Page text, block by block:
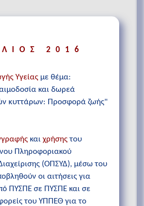
2016
Υγείας με θέμα:
και δωρεά
κυττάρων: Προσφορά ζωής"
και χρήσηςτου
Πληροφοριακού
(ΟΠΣΥΔ), μέσω του
οι αιτήσεις για
ΠΥΣΠΕ σε ΠΥΣΠΕ και σε
του ΥΠΠΕΘ για το